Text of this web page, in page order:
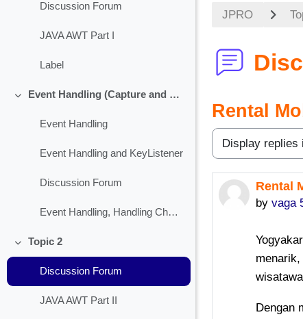
Discussion Forum
JAVA AWT Part I
Label
Event Handling (Capture and Handling Check Box)
Event Handling
Event Handling and KeyListener
Discussion Forum
Event Handling, Handling Check Box
Collapse
Topic 2
Discussion Forum
JAVA AWT Part II
JPRO
Rental
Display mode
Rental
by vaga
Number
Dengan